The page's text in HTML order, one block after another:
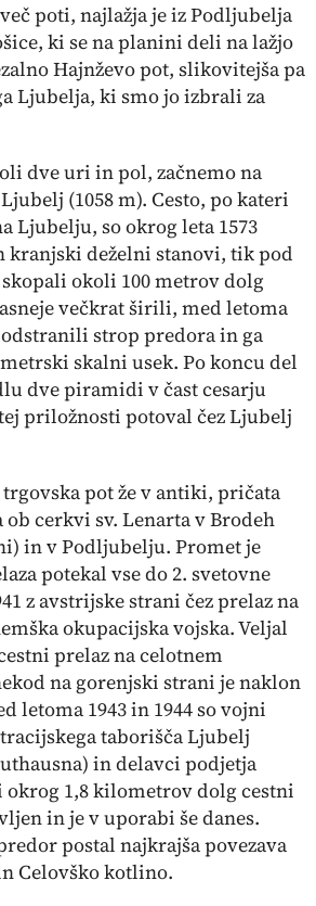
poti, najlažja je iz Podljubelja
ki se na planini deli na lažjo
Hajnževo pot, slikovitejša pa
Ljubelja, ki smo jo izbrali za
dve uri in pol, začnemo na
(1058 m). Cesto, po kateri
Ljubelju, so okrog leta 1573
deželni stanovi, tik pod
okoli 100 metrov dolg
večkrat širili, med letoma
odstranili strop predora in ga
skalni usek. Po koncu del
dve piramidi v čast cesarju
priložnosti potoval čez Ljubelj
pot že v antiki, pričata
cerkvi sv. Lenarta v Brodeh
in v Podljubelju. Promet je
potekal vse do 2. svetovne
z avstrijske strani čez prelaz na
okupacijska vojska. Veljal
prelaz na celotnem
na gorenjski strani je naklon
letoma 1943 in 1944 so vojni
taborišča Ljubelj
in delavci podjetja
1,8 kilometrov dolg cestni
in je v uporabi še danes.
postal najkrajša povezava
Celovško kotlino.